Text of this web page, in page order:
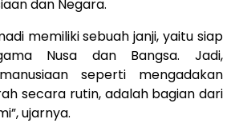
dan Negara.
memiliki sebuah janji, yaitu siap
Nusa dan Bangsa. Jadi,
seperti mengadakan
secara rutin, adalah bagian dari
ujarnya.